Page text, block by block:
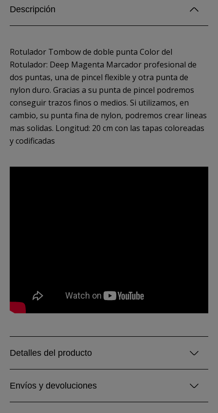
Descripción
Rotulador Tombow de doble punta Color del
Rotulador: Deep Magenta Marcador profesional de
dos puntas, una de pincel flexible y otra punta de
nylon duro. Gracias a su punta de pincel podremos
conseguir trazos finos o medios. Si utilizamos, en
cambio, su punta fina de nylon, podremos crear lineas
mas solidas. Longitud: 20 cm con las tapas coloreadas
y codificadas
Detalles del producto
Envíos y devoluciones